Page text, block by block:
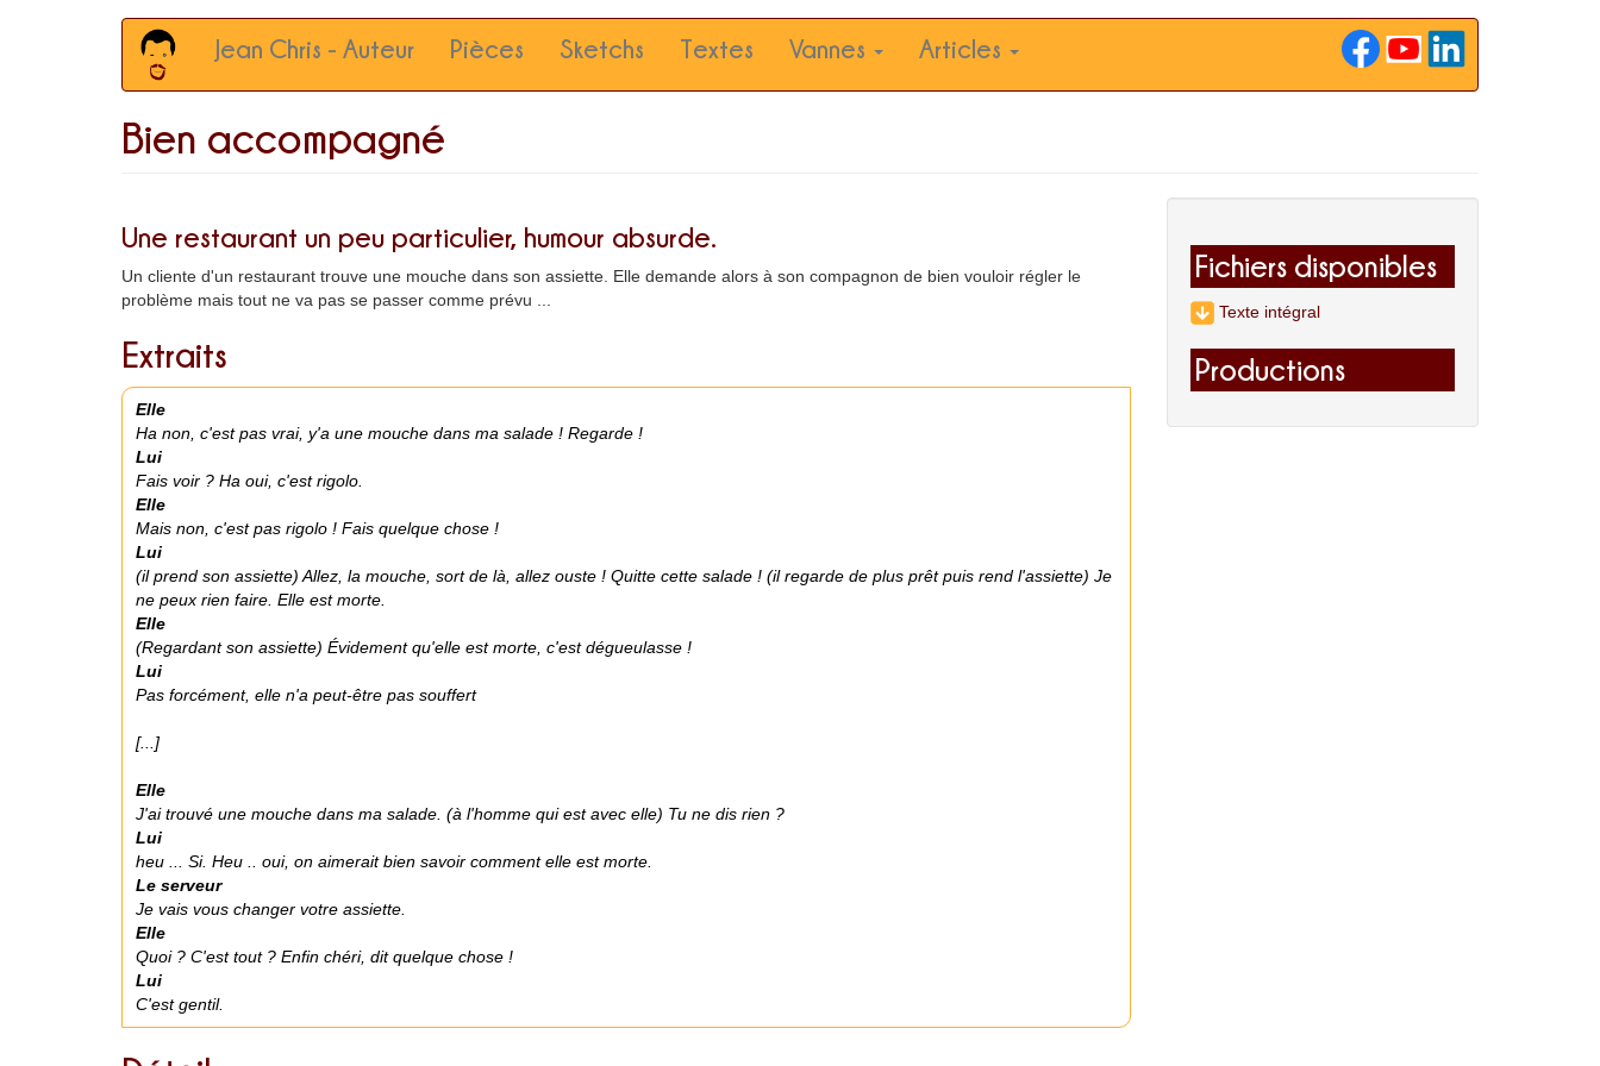
Jean Chris - Auteur
Main
navigation
Pièces Sketchs Textes Vannes Articles
Bien accompagné
Une restaurant un peu particulier, humour absurde.
Un cliente d'un restaurant trouve une mouche dans son assiette. Elle demande alors à son compagnon de bien vouloir régler le
problème mais tout ne va pas se passer comme prévu ...
Extraits
Elle
Ha non, c'est pas vrai, y'a une mouche dans ma salade ! Regarde !
Lui
Fais voir ? Ha oui, c'est rigolo.
Elle
Mais non, c'est pas rigolo ! Fais quelque chose !
Lui
(il prend son assiette) Allez, la mouche, sort de là, allez ouste ! Quitte cette salade ! (il regarde de plus prêt puis rend l'assiette) Je
ne peux rien faire. Elle est morte.
Elle
(Regardant son assiette) Évidement qu'elle est morte, c'est dégueulasse !
Lui
Pas forcément, elle n'a peut-être pas souffert
[...]
Elle
J'ai trouvé une mouche dans ma salade. (à l'homme qui est avec elle) Tu ne dis rien ?
Lui
heu ... Si. Heu .. oui, on aimerait bien savoir comment elle est morte.
Le serveur
Je vais vous changer votre assiette.
Elle
Quoi ? C'est tout ? Enfin chéri, dit quelque chose !
Lui
C'est gentil.
Fichiers disponibles
Texte intégral
Productions